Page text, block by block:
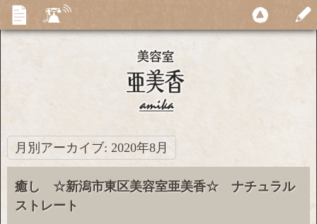
月別アーカイブ: 2020年8月
癒し ☆新潟市東区美容室亜美香☆ ナチュラル
ストレート